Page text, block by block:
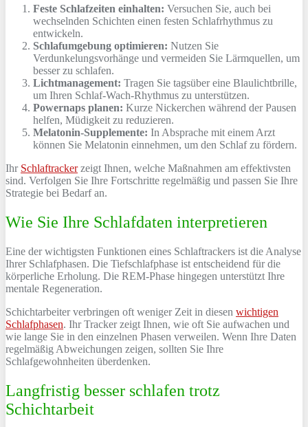
Feste Schlafzeiten einhalten: Versuchen Sie, auch bei
wechselnden Schichten einen festen Schlafrhythmus zu
entwickeln.
Schlafumgebung optimieren: Nutzen Sie
Verdunkelungsvorhänge und vermeiden Sie Lärmquellen, um
besser zu schlafen.
Lichtmanagement: Tragen Sie tagsüber eine Blaulichtbrille,
um Ihren Schlaf-Wach-Rhythmus zu unterstützen.
Powernaps planen: Kurze Nickerchen während der Pausen
helfen, Müdigkeit zu reduzieren.
Melatonin-Supplemente: In Absprache mit einem Arzt
können Sie Melatonin einnehmen, um den Schlaf zu fördern.
Ihr Schlaftrackerzeigt Ihnen, welche Maßnahmen am effektivsten
sind. Verfolgen Sie Ihre Fortschritte regelmäßig und passen Sie Ihre
Strategie bei Bedarf an.
Wie Sie Ihre Schlafdaten interpretieren
Eine der wichtigsten Funktionen eines Schlaftrackers ist die Analyse
Ihrer Schlafphasen. Die Tiefschlafphase ist entscheidend für die
körperliche Erholung. Die REM-Phase hingegen unterstützt Ihre
mentale Regeneration.
Schichtarbeiter verbringen oft weniger Zeit in diesen wichtigen
Schlafphasen. Ihr Tracker zeigt Ihnen, wie oft Sie aufwachen und
wie lange Sie in den einzelnen Phasen verweilen. Wenn Ihre Daten
regelmäßig Abweichungen zeigen, sollten Sie Ihre
Schlafgewohnheiten überdenken.
Langfristig besser schlafen trotz
Schichtarbeit